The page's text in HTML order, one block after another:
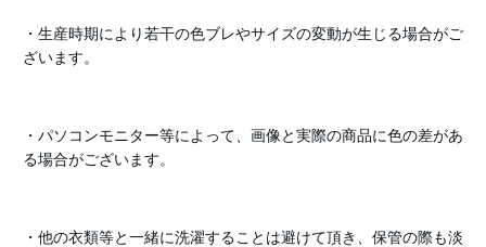
・生産時期により若干の色ブレやサイズの変動が生じる場合がご
ざいます。
・パソコンモニター等によって、画像と実際の商品に色の差があ
る場合がございます。
・他の衣類等と一緒に洗濯することは避けて頂き、保管の際も淡